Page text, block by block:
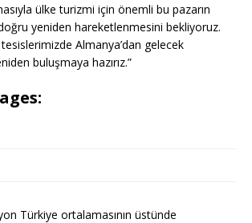
ülke turizmi için önemli bu pazarın
yeniden hareketlenmesini bekliyoruz.
tesislerimizde Almanya’dan gelecek
buluşmaya hazırız.”
Türkiye ortalamasının üstünde